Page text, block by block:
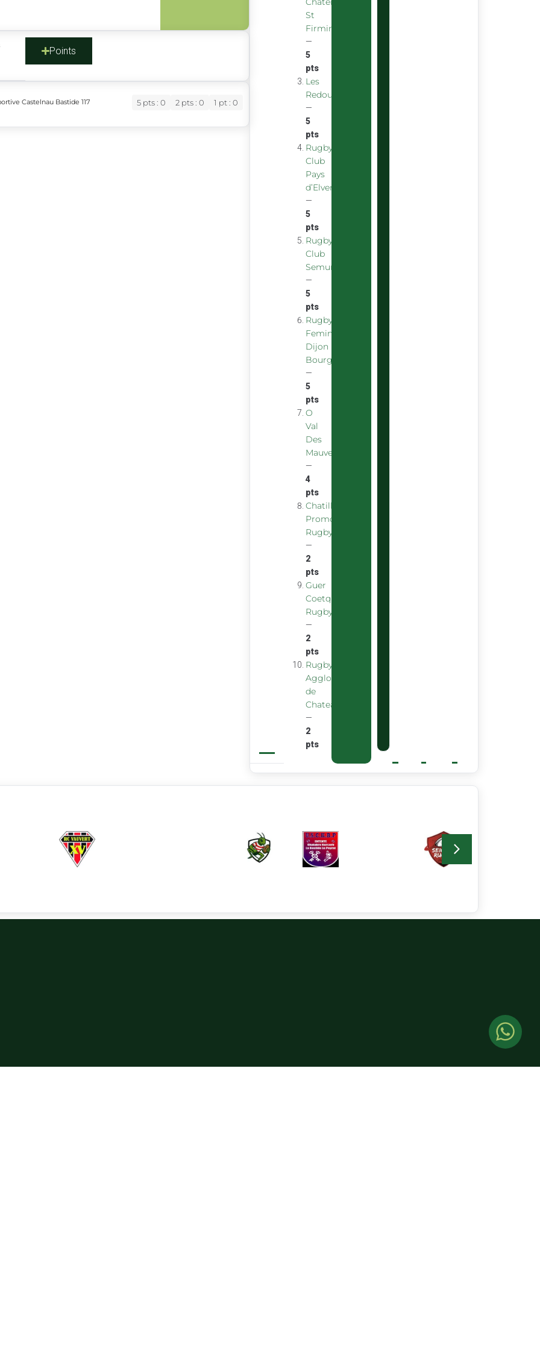
Points
5 pts : 0 2 pts : 0 1 pt : 0
Castelnau Bastide 117
St
Firmin
—
5
pts
Les
Redoubstables
—
5
pts
Rugby
Club
Pays
d’Elven
—
5
pts
Rugby
Club
Semurois
—
5
pts
Rugby
Feminin
Dijon
Bourgogne
—
5
pts
O
Val
Des
Mauves
—
4
pts
Chatillon
Promotion
Rugby
—
2
pts
Guer
Coetquidan
Rugby
—
2
pts
Rugby
Agglomeration
de
Chateaubourg
—
2
pts